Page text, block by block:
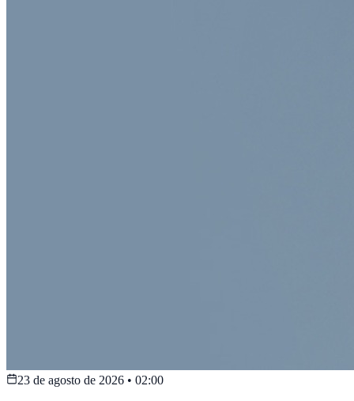
23 de agosto de 2026 • 02:00